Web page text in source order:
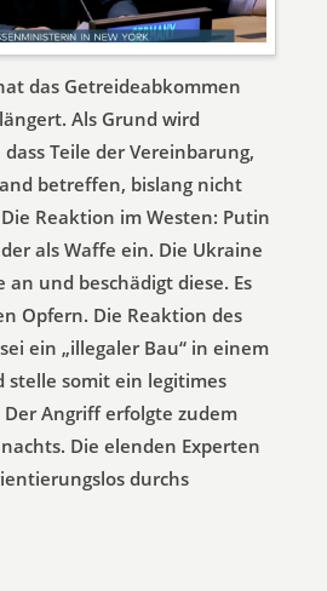
das Getreideabkommen
Als Grund wird
Teile der Vereinbarung,
betreffen, bislang nicht
Reaktion im Westen: Putin
als Waffe ein. Die Ukraine
und beschädigt diese. Es
Opfern. Die Reaktion des
ein „illegaler Bau“ in einem
stelle somit ein legitimes
Angriff erfolgte zudem
Die elenden Experten
durchs